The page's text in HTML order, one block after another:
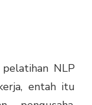
NLP
entah itu